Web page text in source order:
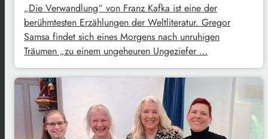
„Die Verwandlung“ von Franz Kafka ist eine der
berühmtesten Erzählungen der Weltliteratur. Gregor
Samsa findet sich eines Morgens nach unruhigen
Träumen „zu einem ungeheuren Ungeziefer …